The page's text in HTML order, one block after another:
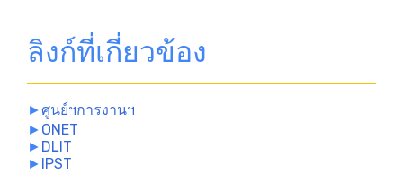
ลิงก์ที่เกี่ยวข้อง
►ศูนย์ฯการงานฯ
► ONET
► DLIT
► IPST